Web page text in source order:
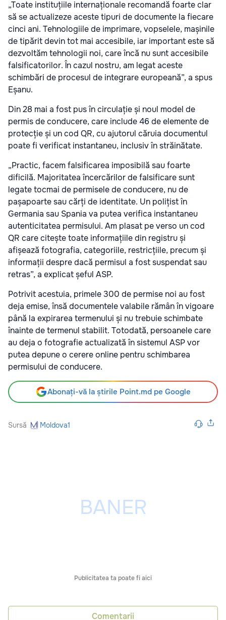
„Toate instituțiile internaționale recomandă foarte clar
să se actualizeze aceste tipuri de documente la fiecare
cinci ani. Tehnologiile de imprimare, vopselele, mașinile
de tipărit devin tot mai accesibile, iar important este să
dezvoltăm tehnologii noi, care încă nu sunt accesibile
falsificatorilor. În cazul nostru, am legat aceste
schimbări de procesul de integrare europeană”, a spus
Eșanu.
Din 28 mai a fost pus în circulație și noul model de
permis de conducere, care include 46 de elemente de
protecție și un cod QR, cu ajutorul căruia documentul
poate fi verificat instantaneu, inclusiv în străinătate.
„Practic, facem falsificarea imposibilă sau foarte
dificilă. Majoritatea încercărilor de falsificare sunt
legate tocmai de permisele de conducere, nu de
pașapoarte sau cărți de identitate. Un polițist în
Germania sau Spania va putea verifica instantaneu
autenticitatea permisului. Am plasat pe verso un cod
QR care citește toate informațiile din registru și
afișează fotografia, categoriile, restricțiile, precum și
informații despre dacă permisul a fost suspendat sau
retras”, a explicat șeful ASP.
Potrivit acestuia, primele 300 de permise noi au fost
deja emise, însă documentele valabile rămân în vigoare
până la expirarea termenului și nu trebuie schimbate
înainte de termenul stabilit. Totodată, persoanele care
au deja o fotografie actualizată în sistemul ASP vor
putea depune o cerere online pentru schimbarea
permisului de conducere.
Abonați-vă la știrile Point.md pe Google
Sursă Moldova1
Publicitatea ta poate fi aici
Comentarii